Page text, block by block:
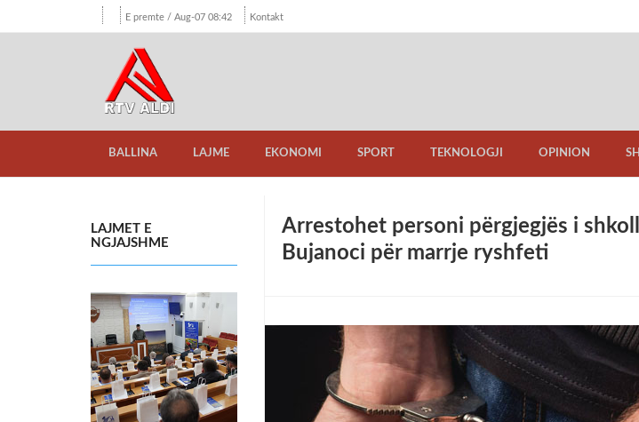
E premte / Aug-07 08:42 Kontakt
BALLINA LAJME EKONOMI SPORT TEKNOLOGJI OPINION
LAJMET E
NGJAJSHME
Arrestohet personi përgjegjës i
Bujanoci për marrje ryshfeti